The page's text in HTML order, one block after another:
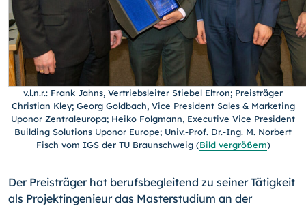
v.l.n.r.: Frank Jahns, Vertriebsleiter Stiebel Eltron; Preisträger
Christian Kley; Georg Goldbach, Vice President Sales & Marketing
Uponor Zentraleuropa; Heiko Folgmann, Executive Vice President
Building Solutions Uponor Europe; Univ.-Prof. Dr.-Ing. M. Norbert
Fisch vom IGS der TU Braunschweig(Bild vergrößern)
Der Preisträger hat berufsbegleitend zu seiner Tätigkeit
als Projektingenieur das Mas­terstudium an der